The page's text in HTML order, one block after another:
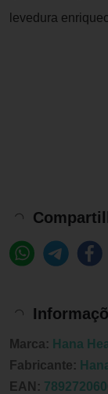
levedura
Marca: Hana
Fabricante:
EAN: